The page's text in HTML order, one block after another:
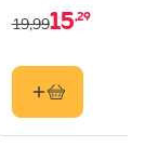
15,29
19,99